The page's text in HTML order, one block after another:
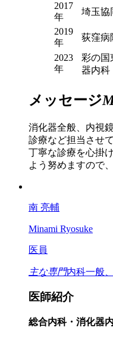
2017
年
埼玉
2019
年
荻窪
2023
年
彩の
器内科
メッセージ
消化器全般、内視
診療など担当させ
丁寧な診療を心掛
よう努めますので
南 亮輔
Minami Ryosuke
医員
主な専門内科一般
医師紹介
総合内科・消化器